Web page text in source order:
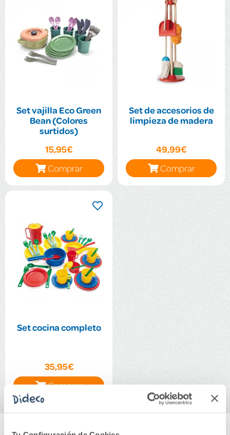
Set vajilla Eco Green
Bean (Colores
surtidos)
15,95€
Comprar
Set de accesorios de
limpieza de madera
49,99€
Comprar
Set cocina completo
35,95€
Comprar